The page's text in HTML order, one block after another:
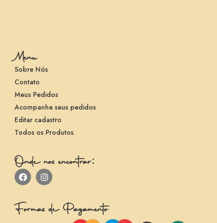
Menu
Sobre Nós
Contato
Meus Pedidos
Acompanhe seus pedidos
Editar cadastro
Todos os Produtos
Onde nos encontrar:
Formas de Pagamento